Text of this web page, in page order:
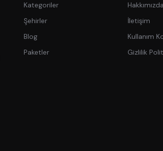
Kategoriler
Şehirler
Blog
Paketler
Hakkımızda
İletişim
Kullanım
Gizlilik